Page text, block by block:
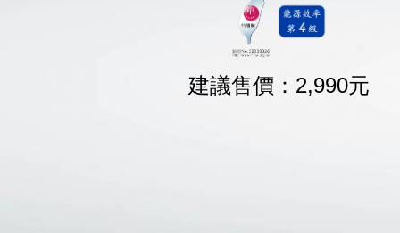
建議售價： 2,990元